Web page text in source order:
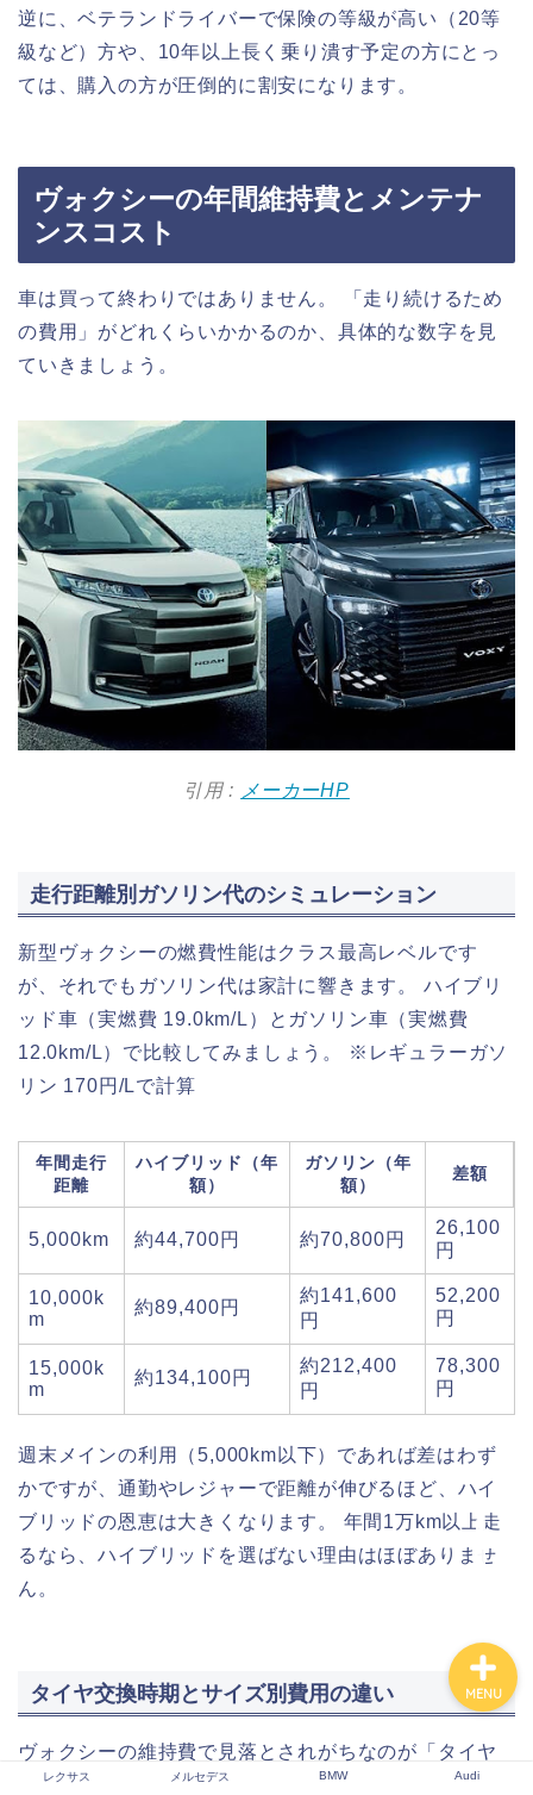
逆に、ベテランドライバーで保険の等級が高い（20等
級など）方や、10年以上長く乗り潰す予定の方にとっ
ては、購入の方が圧倒的に割安になります。
ヴォクシーの年間維持費とメンテナ
ンスコスト
車は買って終わりではありません。 「走り続けるため
の費用」がどれくらいかかるのか、具体的な数字を見
ていきましょう。
引用 : メーカーHP
走行距離別ガソリン代のシミュレーション
新型ヴォクシーの燃費性能はクラス最高レベルです
が、それでもガソリン代は家計に響きます。 ハイブリ
ッド車（実燃費 19.0km/L）とガソリン車（実燃費
12.0km/L）で比較してみましょう。 ※レギュラーガソ
リン 170円/Lで計算
年間走行
距離
ハイブリッド（年
額）
ガソリン（年
額）
差額
5,000km 約44,700円 約70,800円
26,100
円
10,000k
m
約89,400円
約141,600
円
52,200
円
15,000k
m
約134,100円
約212,400
円
78,300
円
週末メインの利用（5,000km以下）であれば差はわず
かですが、通勤やレジャーで距離が伸びるほど、ハイ
ブリッドの恩恵は大きくなります。 年間1万km以上走
るなら、ハイブリッドを選ばない理由はほぼありませ
ん。
タイヤ交換時期とサイズ別費用の違い
ヴォクシーの維持費で見落とされがちなのが「タイヤ
代」です。 S-Zグレードは17インチ、S-Gグレードは
レクサス メルセデス BMW Audi
MENU
レクサス
BMW
Audi